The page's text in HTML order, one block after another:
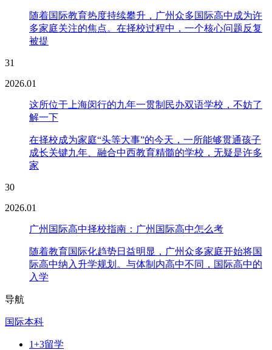
随着国际教育热度持续攀升，广州众多国际高中成为许
多家庭关注的焦点。在择校过程中，一个核心问题反复
被提
31
2026.01
这所位于上海闵行的九年一贯制民办双语学校，不妨了
解一下
在择校成为家庭“头等大事”的今天，一所能够贯通孩子
成长关键九年、融合中西教育精髓的学校，无疑是许多
家
30
2026.01
广州国际高中择校指南：广州国际高中怎么考
随着教育国际化趋势日益明显，广州众多家庭开始将国
际高中纳入升学规划。与体制内高中不同，国际高中的
入学
导航
国际本科
1+3留学